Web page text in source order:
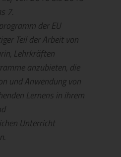
7.
der EU
Teil der Arbeit von
Lehrkräften
anzubieten, die
und Anwendung von
Lernens in ihrem
Unterricht